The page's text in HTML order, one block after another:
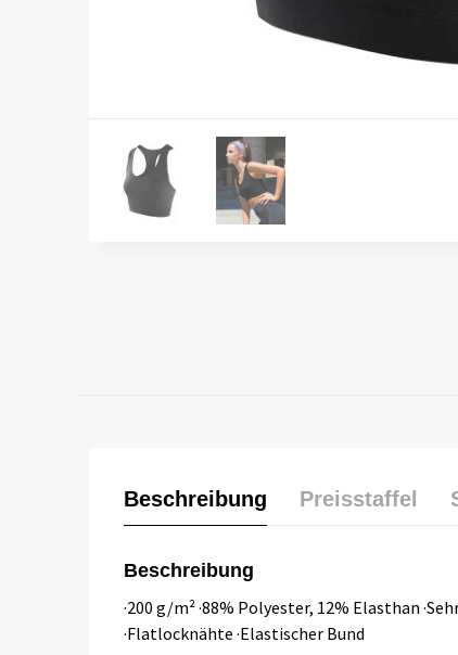
Beschreibung Preisstaffel
Beschreibung
·200 g/m² ·88% Polyester, 12% Elasthan
·Flatlocknähte ·Elastischer Bund